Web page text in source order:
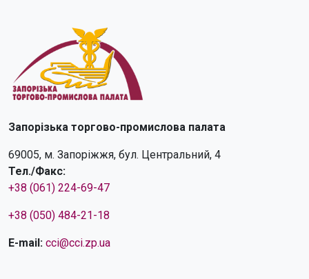
Запорізька торгово-промислова палата
69005, м. Запоріжжя, бул. Центральний, 4
Тел./Факс:
+38 (061) 224-69-47
+38 (050) 484-21-18
E-mail: cci@cci.zp.ua